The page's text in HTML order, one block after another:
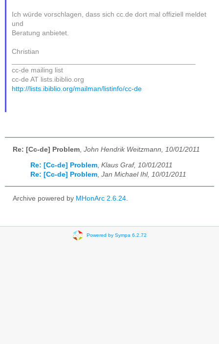
Ich würde vorschlagen, dass sich cc.de dort mal offiziell meldet
und
Beratung anbietet.
Christian
cc-de mailing list
cc-de AT lists.ibiblio.org
http://lists.ibiblio.org/mailman/listinfo/cc-de
Re: [Cc-de] Problem John Hendrik Weitzmann, 10/01/2011
Re: [Cc-de] Problem, Klaus Graf, 10/01/2011
Re: [Cc-de] Problem, Jan Michael Ihl, 10/01/2011
Archive powered by MHonArc 2.6.24.
Powered by Sympa 6.2.72